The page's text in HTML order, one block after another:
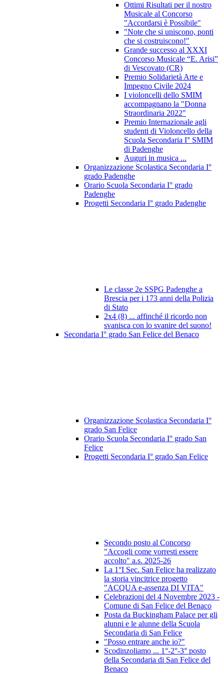
Ottimi Risultati per il nostro
Musicale al Concorso
"Accordarsi è Possibile"
"Note che si uniscono, ponti
che si costruiscono!"
Grande successo al XXXI
Concorso Musicale “E. Arisi”
di Vescovato (CR)
Premio Solidarietà Arte e
Impegno Civile 2024
I violoncelli dello SMIM
accompagnano la "Donna
Straordinaria 2022"
Premio Internazionale agli
studenti di Violoncello della
Scuola Secondaria I° SMIM
di Padenghe
Auguri in musica ...
Organizzazione Scolastica Secondaria I°
grado Padenghe
Orario Scuola Secondaria I° grado
Padenghe
Progetti Secondaria I° grado Padenghe
Le classe 2e SSPG Padenghe a
Brescia per i 173 anni della Polizia
di Stato
2x4 (8) ... affinché il ricordo non
svanisca con lo svanire del suono!
Secondaria I° grado San Felice del Benaco
Organizzazione Scolastica Secondaria I°
grado San Felice
Orario Scuola Secondaria I° grado San
Felice
Progetti Secondaria I° grado San Felice
Secondo posto al Concorso
"Accogli come vorresti essere
accolto" a.s. 2025-26
La 1°I Sec. San Felice ha realizzato
la storia vincitrice progetto
"ACQUA e-assenza DI VITA"
Celebrazioni del 4 Novembre 2023 -
Comune di San Felice del Benaco
Posta da Buckingham Palace per gli
alunni e le alunne della Scuola
Secondaria di San Felice
"Posso entrare anche io?"
Scodinzoliamo ... 1°-2°-3° posto
della Secondaria di San Felice del
Benaco